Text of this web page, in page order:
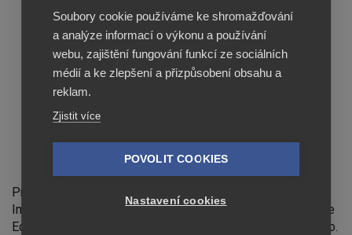
Reviews
Reviews
Feed Image Editor technologies, s.r.o.
Provozovatelem stránek feed-image-editor.cz je Feed
Image Editor technologies, s.r.o., IČ 07139365. Feed Image
Editor technologies, s.r.o. člen koncernu Profitak group, s.r.o.
Soubory cookie používáme ke shromažďování
a analýze informací o výkonu a používání
webu, zajištění fungování funkcí ze sociálních
médií a ke zlepšení a přizpůsobení obsahu a
reklam.
Zjistit více
POVOLIT COOKIES
Nastavení cookies